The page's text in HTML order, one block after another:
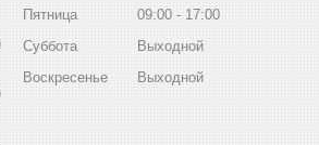
Пятница
09:00
17:00
Суббота
Выходной
Воскресенье
Выходной